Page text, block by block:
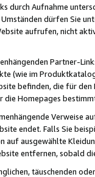
durch Aufnahme
dürfen Sie
aufrufen, nicht
Partner-
(wie im
befinden, die für
die Homepages
endet. Falls Sie
auf ausgewählte
entfernen, sobald
täuschenden